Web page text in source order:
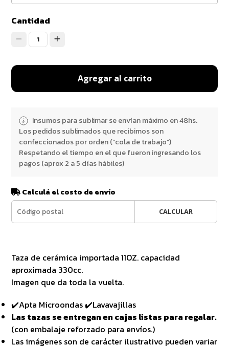
Cantidad
1
Agregar al carrito
Insumos para sublimar se envían máximo en 48hs.
Los pedidos sublimados que recibimos son
confeccionados por orden (“cola de trabajo”)
Respetando el tiempo en el que fueron ingresando los
pagos (aprox 2 a 5 días hábiles)
Calculá el costo de envío
CALCULAR
Taza de cerámica importada 11OZ. capacidad
aproximada 330cc.
Imagen que da toda la vuelta.
✔️Apta Microondas ✔️Lavavajillas
Las tazas se entregan en cajas listas para regalar.
(con embalaje reforzado para envíos.)
Las imágenes son de carácter ilustrativo pueden variar